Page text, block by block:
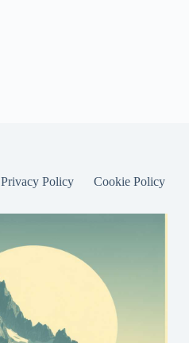
Privacy Policy Cookie Policy